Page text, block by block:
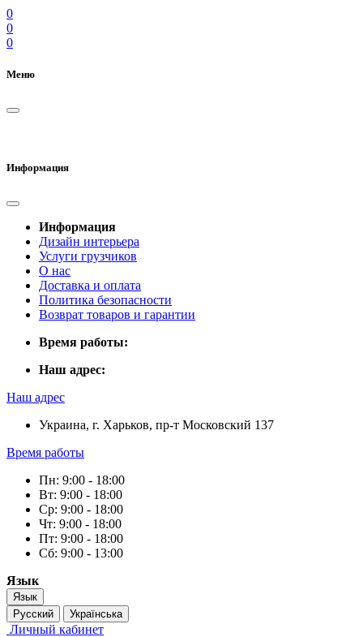
0
0
0
Меню
Информация
Информация
Дизайн интерьера
Услуги грузчиков
О нас
Доставка и оплата
Политика безопасности
Возврат товаров и гарантии
Время работы:
Наш адрес:
Наш адрес
Украина, г. Харьков, пр-т Московский 137
Время работы
Пн: 9:00 - 18:00
Вт: 9:00 - 18:00
Ср: 9:00 - 18:00
Чт: 9:00 - 18:00
Пт: 9:00 - 18:00
Сб: 9:00 - 13:00
Язык
Язык
Русский
Українська
Личный кабинет